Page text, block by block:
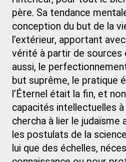
père. Sa tendance
conception du but de la
l’extérieur, apportant
vérité à partir de sources
aussi, le
but suprême, le pratique
l’Éternel était la fin, et
capacités intellectuelles
chercha à lier le
les postulats de la
lui que des échelles,